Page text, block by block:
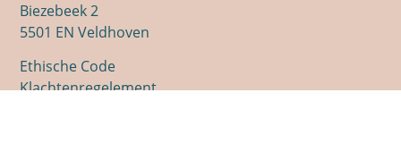
Biezebeek 2
5501 EN Veldhoven
Ethische Code
Klachtenregelement